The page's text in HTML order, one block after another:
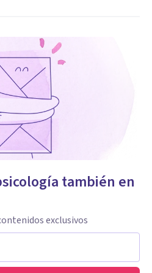
también en
exclusivos